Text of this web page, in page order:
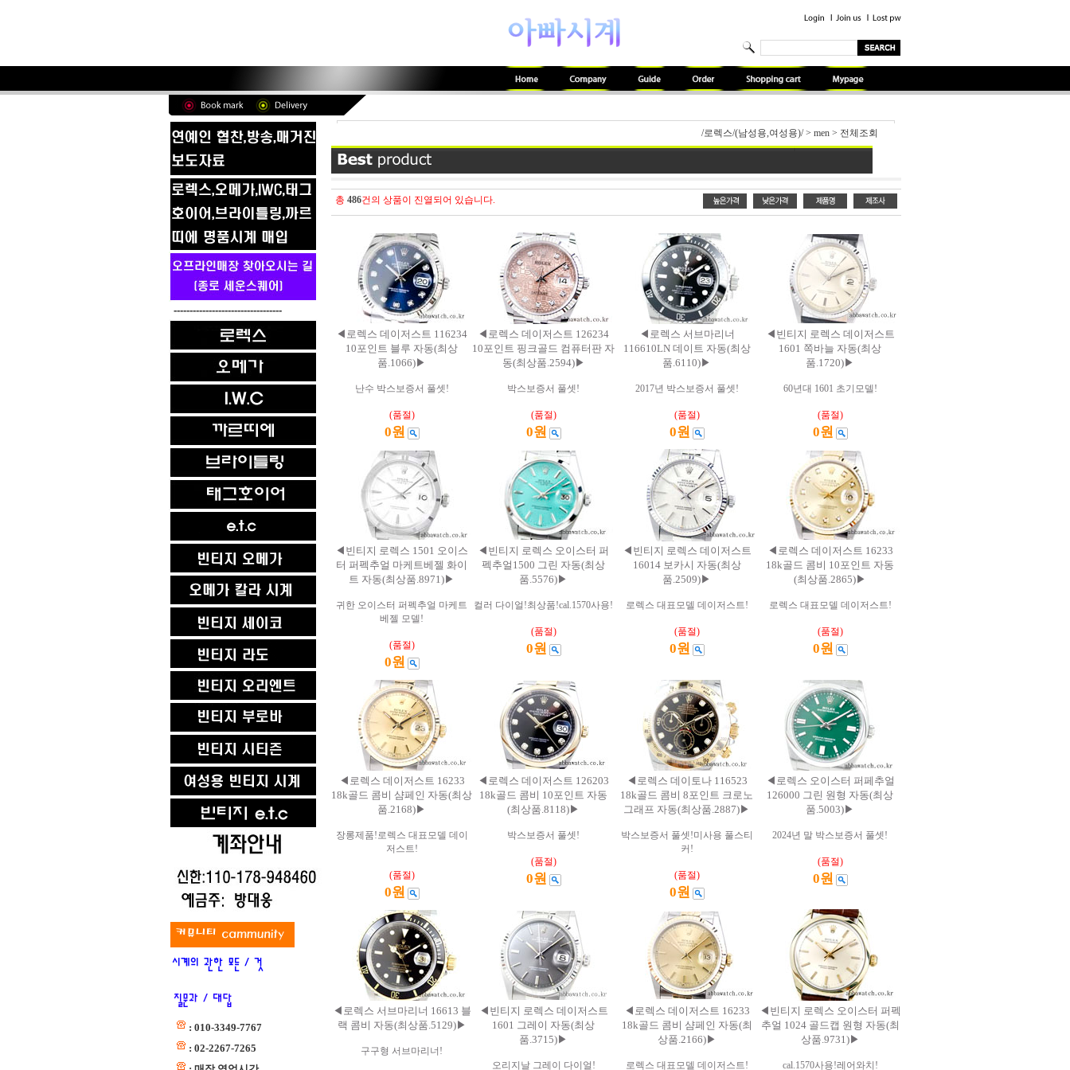
----------------------------------
: 010-3349-7767
: 02-2267-7265
/로렉스/(남성용,여성용)/> men > 전체조회
총 486건의 상품이 진열되어 있습니다.
◀로렉스 데이저스트 116234
10포인트 블루 자동(최상
품.1066)▶
난수 박스보증서 풀셋!
(품절)
0원
◀로렉스 데이저스트 126234
10포인트 핑크골드 컴퓨터판 자
동(최상품.2594)▶
박스보증서 풀셋!
(품절)
0원
◀로렉스 서브마리너
116610LN 데이트 자동(최상
품.6110)▶
2017년 박스보증서 풀셋!
(품절)
0원
◀빈티지 로렉스 데이저스트
1601 쪽바늘 자동(최상
품.1720)▶
60년대 1601 초기모델!
(품절)
0원
◀빈티지 로렉스 1501 오이스
터 퍼펙추얼 마케트베젤 화이
트 자동(최상품.8971)▶
귀한 오이스터 퍼펙추얼 마케트
베젤 모델!
(품절)
0원
◀빈티지 로렉스 오이스터 퍼
펙추얼1500 그린 자동(최상
품.5576)▶
컬러 다이얼!최상품!cal.1570사용!
(품절)
0원
◀빈티지 로렉스 데이저스트
16014 보카시 자동(최상
품.2509)▶
로렉스 대표모델 데이저스트!
(품절)
0원
◀로렉스 데이저스트 16233
18k골드 콤비 10포인트 자동
(최상품.2865)▶
로렉스 대표모델 데이저스트!
(품절)
0원
◀로렉스 데이저스트 16233
18k골드 콤비 샴페인 자동(최상
품.2168)▶
장롱제품!로렉스 대표모델 데이
저스트!
(품절)
0원
◀로렉스 데이저스트 126203
18k골드 콤비 10포인트 자동
(최상품.8118)▶
박스보증서 풀셋!
(품절)
0원
◀로렉스 데이토나 116523
18k골드 콤비 8포인트 크로노
그래프 자동(최상품.2887)▶
박스보증서 풀셋!미사용 풀스티
커!
(품절)
0원
◀로렉스 오이스터 퍼페추얼
126000 그린 원형 자동(최상
품.5003)▶
2024년 말 박스보증서 풀셋!
(품절)
0원
◀로렉스 서브마리너 16613 블
랙 콤비 자동(최상품.5129)▶
구구형 서브마리너!
◀빈티지 로렉스 데이저스트
1601 그레이 자동(최상
품.3715)▶
오리지날 그레이 다이얼!
◀로렉스 데이저스트 16233
18k골드 콤비 샴페인 자동(최
상품.2166)▶
로렉스 대표모델 데이저스트!
◀빈티지 로렉스 오이스터 퍼펙
추얼 1024 골드캡 원형 자동(최
상품.9731)▶
cal.1570사용!레어와치!